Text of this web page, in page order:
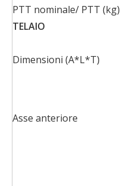
PTT nominale/ PTT (kg)
TELAIO
Dimensioni (A*L*T)
Asse anteriore